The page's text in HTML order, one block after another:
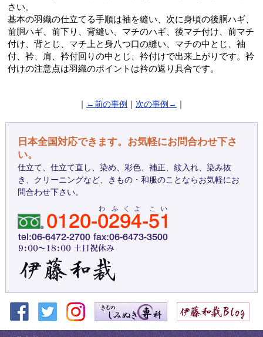
さい。
基本の羽織の仕立てる手順は袖を縫い、次に身頃の後胴ハギ、
前胴ハギ、前下り、背縫い、マチのハギ、後マチ付け、前マチ
付け、背とじ、マチ上と身八つ口の縫い、マチの中とじ、袖
付、衿、肩、衿付回りの中とじ、衿付けで出来上がりです。衿
付けの注意点は羽織のポイントは衿の返り具合です。
｜ ←前の事例 ｜ 次の事例→ ｜
日本全国対応できます。お気軽にお問合わせ下さ
い。
仕立て、仕立て直し、染め、彩色、補正、紋入れ、染み抜
き、クリーニングなど、きもの・和服のことならお気軽にお
問合わせ下さい。